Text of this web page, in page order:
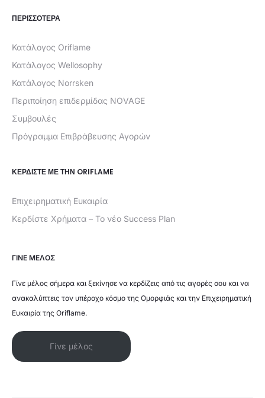
ΠΕΡΙΣΣΟΤΕΡΑ
Κατάλογος Oriflame
Κατάλογος Wellosophy
Κατάλογος Norrsken
Περιποίηση επιδερμίδας NOVAGE
Συμβουλές
Πρόγραμμα Επιβράβευσης Αγορών
ΚΕΡΔΊΣΤΕ ΜΕ ΤΗΝ ORIFLAME
Επιχειρηματική Ευκαιρία
Κερδίστε Χρήματα – Το νέο Success Plan
ΓΙΝΕ ΜΕΛΟΣ
Γίνε μέλος σήμερα και ξεκίνησε να κερδίζεις από τις αγορές σου και να
ανακαλύπτεις τον υπέροχο κόσμο της Ομορφιάς και την Επιχειρηματική
Ευκαιρία της Oriflame.
Γίνε μέλος